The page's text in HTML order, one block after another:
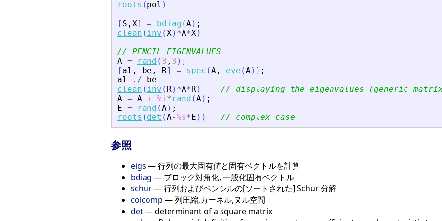
roots ( pol )
[ S , X] = bdiag (A) ;
clean ( inv (X) *A*X)
// PENCIL EIGENVALUES
A = rand ( 3 , 3 ) ;
[ al , be , R] = spec (A , eye (A) ) ;
al
./
be
clean ( inv ( R) *A* R)
// displaying the eigenvalues (generic
A = A + %i* rand (A) ;
E = rand (A) ;
roots ( det (A-%s* E ) ) // complex case
参照
eigs — 行列の最大固有値と固有ベクトルを計算
bdiag — ブロック対角化, 一般化固有ベクトル
schur— 行列およびペンシルの[ソートされた] Schur 分解
colcomp — 列圧縮,カーネル,ヌル空間
det— determinant of a square matrix